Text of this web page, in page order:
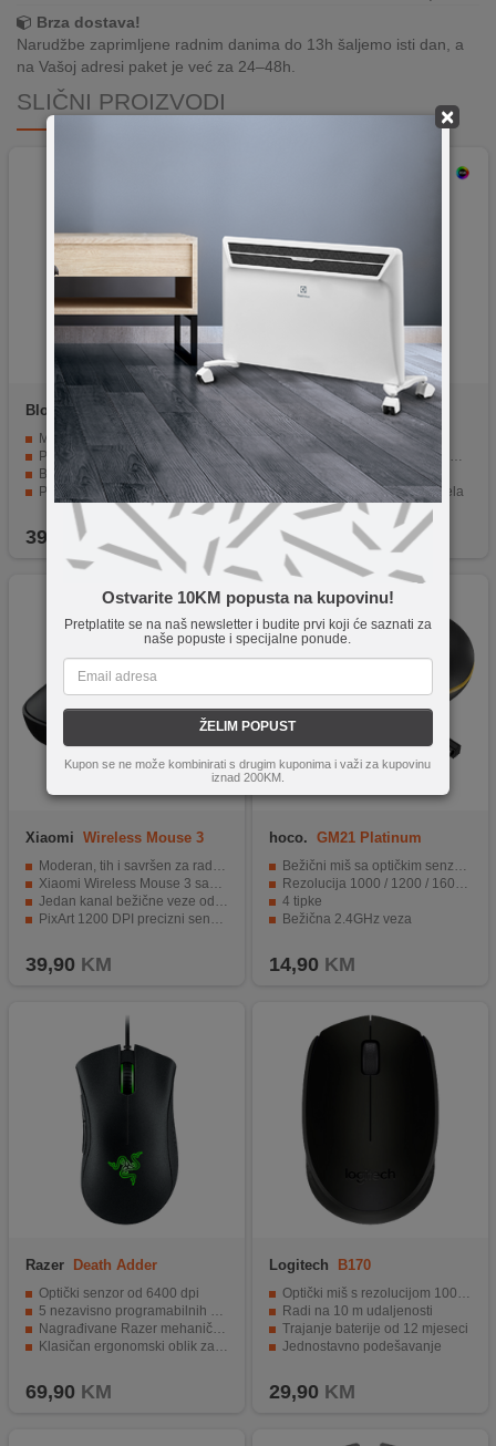
×
Ostvarite 10KM popusta na kupovinu!
Pretplatite se na naš newsletter i budite prvi koji će saznati za
naše popuste i specijalne ponude.
ŽELIM POPUST
Kupon se ne može kombinirati s drugim kuponima i važi za kupovinu
iznad 200KM.
Brza dostava!
Narudžbe zaprimljene radnim danima do 13h šaljemo isti dan, a
na Vašoj adresi paket je već za 24–48h.
SLIČNI PROIZVODI
Bloody
A4-V8M Multi-Core
Multi-Core Gun3 tehnologija
Precizan optički senzor do 3200 DPI
Brz odziv od 1 ms i 1000 Hz polling rate
Podrška za makroe i napredno podešavanje
Klizači za dugotrajno i glatko kretanje
39,90 KM
Fantech UX1 Hero
Rezolucija od 16.000 DPI
Životni vijek dugmića od 50 milijuna klikova
Ubrzanje od 50G
Magnet booster i držač kabela
Kompatibilan sa različitim operativnim sustavima
89,90 KM
Xiaomi Wireless Mouse 3
Moderan, tih i savršen za rad u uredu
Xiaomi Wireless Mouse 3 savršeno pristaju vašoj ruci
Jedan kanal bežične veze od 2,4 GHz i dva Bluetooth kanala
PixArt 1200 DPI precizni senzor
39,90 KM
hoco. GM21 Platinum
Black/Yellow
Bežični miš sa optičkim senzorom
Rezolucija 1000 / 1200 / 1600 dpi
4 tipke
Bežična 2.4GHz veza
14,90 KM
Razer
Death Adder
Essential, Black
Optički senzor od 6400 dpi
5 nezavisno programabilnih dugmadi za Hyperresponse
Nagrađivane Razer mehaničke tipke
Klasičan ergonomski oblik za desnjake
69,90 KM
Logitech B170
Optički miš s rezolucijom 1000 dpi
Radi na 10 m udaljenosti
Trajanje baterije od 12 mjeseci
Jednostavno podešavanje
29,90 KM